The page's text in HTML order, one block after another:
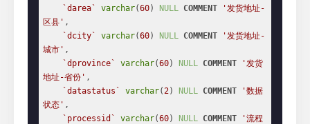
`darea`
varchar(60) NULL COMMENT
'发货地址-
区县' ,
`dcity`
varchar(60) NULL COMMENT
'发货地址-
城市' ,
`dprovince`
varchar(60) NULL COMMENT
'发货
地址-省份' ,
`datastatus`
varchar(2) NULL COMMENT
'数据
状态' ,
`processid`
varchar(60) NULL COMMENT
'流程